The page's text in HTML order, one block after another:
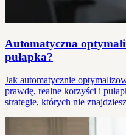
Automatyczna
pułapka?
Jak automatycznie
prawdę, realne korzyści i
strategie, których nie